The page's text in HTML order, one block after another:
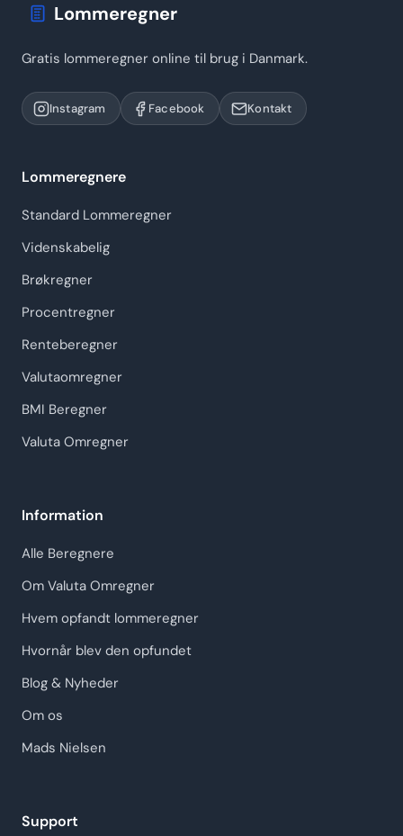
Lommeregner
Gratis lommeregner online til brug i Danmark.
Instagram Facebook Kontakt
Lommeregnere
Standard Lommeregner
Videnskabelig
Brøkregner
Procentregner
Renteberegner
Valutaomregner
BMI Beregner
Valuta Omregner
Information
Alle Beregnere
Om Valuta Omregner
Hvem opfandt lommeregner
Hvornår blev den opfundet
Blog & Nyheder
Om os
Mads Nielsen
Support